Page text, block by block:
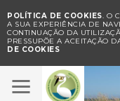
POLÍTICA DE COOKIES. O
A SUA EXPERIÊNCIA DE
CONTINUAÇÃO DA
PRESSUPÕE A ACEITAÇÃO
DE COOKIES